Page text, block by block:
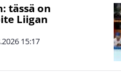
tässä on
Liigan
15:17